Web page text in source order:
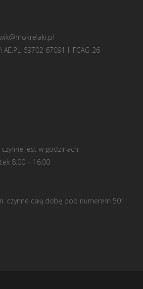
69702-67091-HFCAG-26
jest w godzinach:
8:00 – 16:00
czynne całą dobę pod numerem 501